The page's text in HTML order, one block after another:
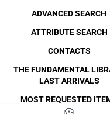
SPbPU, 1996-2026
ADVANCED SEARCH
ATTRIBUTE SEARCH
CONTACTS
THE FUNDAMENTAL
LAST ARRIVALS
MOST REQUESTED